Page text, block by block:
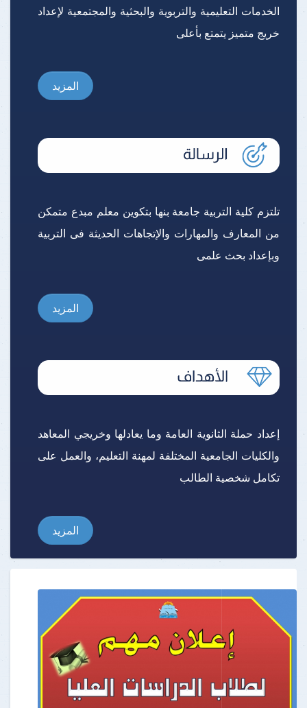
الخدمات التعليمية والتربوية والبحثية والمجتمعية لإعداد
خريج متميز يتمتع بأعلى
المزيد
تلتزم كلية التربية جامعة بنها بتكوين معلم مبدع متمكن
من المعارف والمهارات والإتجاهات الحديثة فى التربية
وبإعداد بحث علمى
المزيد
إعداد حملة الثانوية العامة وما يعادلها وخريجي المعاهد
والكليات الجامعية المختلفة لمهنة التعليم، والعمل على
تكامل شخصية الطالب
المزيد